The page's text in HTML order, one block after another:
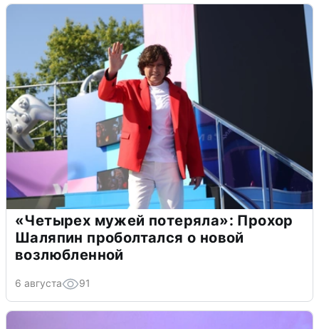
«Четырех мужей потеряла»: Прохор
Шаляпин проболтался о новой
возлюбленной
6 августа 91